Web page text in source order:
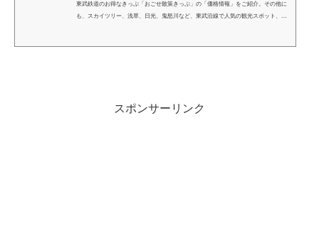
東武鉄道のお得なきっぷ「おごせ散策きっぷ」の「価格情報」をご紹介。その他に
も、スカイツリー、浅草、日光、鬼怒川など、東武沿線で人気の観光スポット、食
スポンサーリンク